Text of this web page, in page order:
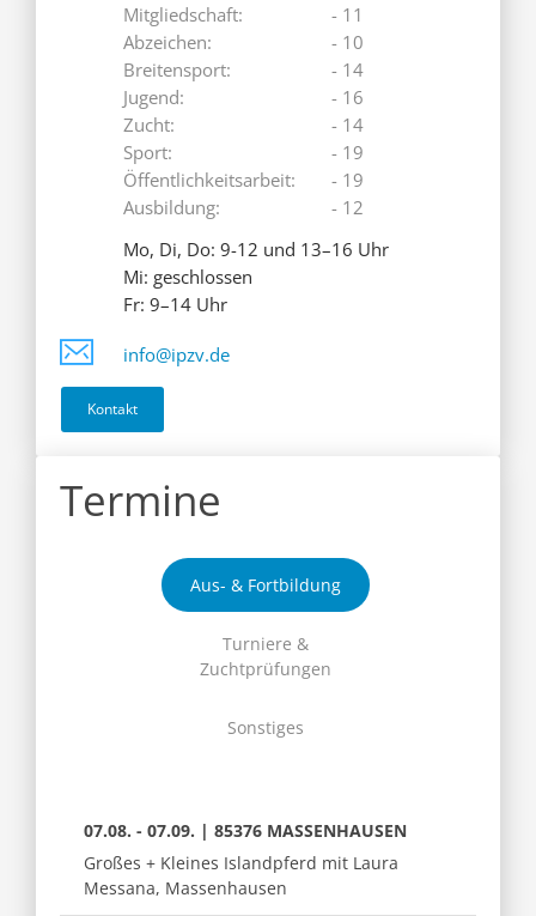
Mitgliedschaft:
Abzeichen:
Breitensport:
Jugend:
Zucht:
Sport:
Öffentlichkeitsarbeit:
Ausbildung:
- 11
- 10
- 14
- 16
- 14
- 19
- 19
- 12
Mo, Di, Do: 9-12 und 13–16 Uhr
Mi: geschlossen
Fr: 9–14 Uhr
info@ipzv.de
Kontakt
Termine
Aus- & Fortbildung
Turniere &
Zuchtprüfungen
Sonstiges
07.08. - 07.09. | 85376 MASSENHAUSEN
Großes + Kleines Islandpferd mit Laura
Messana, Massenhausen